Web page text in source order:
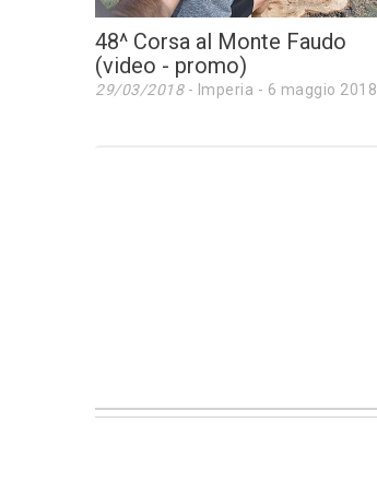
48^ Corsa al Monte Faudo
(video - promo)
29/03/2018- Imperia - 6 maggio 2018